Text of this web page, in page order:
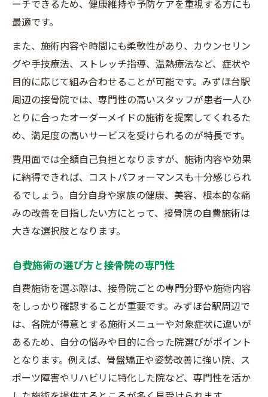
ーチできるため、健康維持や予防ケアを重視する方にも
最適です。
また、施術内容や時間にも柔軟性があり、カウンセリン
グや手技療法、ストレッチ指導、温熱療法など、症状や
目的に応じて組み合わせることが可能です。みずほ台駅
周辺の接骨院では、専門性の高いスタッフが患者一人ひ
とりに合ったオーダーメイドの施術を提案してくれるた
め、満足度の高いサービスを受けられるのが特長です。
費用面では全額自己負担となりますが、施術内容や効果
に納得できれば、コストパフォーマンスも十分感じられ
るでしょう。自分自身や家族の健康、美容、根本的な痛
みの改善を目指したい方にとって、接骨院の自費施術は
大きな選択肢となります。
自費施術の選び方と接骨院の専門性
自費施術を選ぶ際は、接骨院ごとの専門分野や施術内容
をしっかり確認することが重要です。みずほ台駅周辺で
は、各院が得意とする施術メニューや対象症状に違いが
あるため、自分の悩みや目的に合った院選びがポイント
となります。例えば、骨盤矯正や姿勢改善に強い院、ス
ポーツ障害やリハビリに特化した院など、専門性を活か